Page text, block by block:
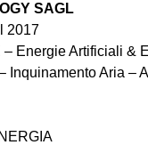
SAGL
2017
Energie Artificiali &
Inquinamento Aria –